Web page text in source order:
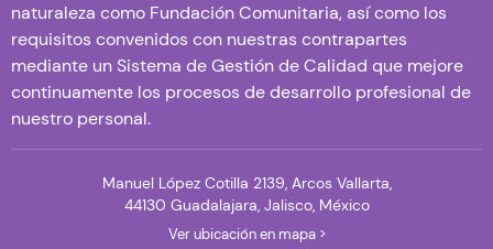
naturaleza como Fundación Comunitaria, así como los
requisitos convenidos con nuestras contrapartes
mediante un Sistema de Gestión de Calidad que mejore
continuamente los procesos de desarrollo profesional de
nuestro personal.
Manuel López Cotilla 2139, Arcos Vallarta,
44130 Guadalajara, Jalisco, México
Ver ubicación en mapa >